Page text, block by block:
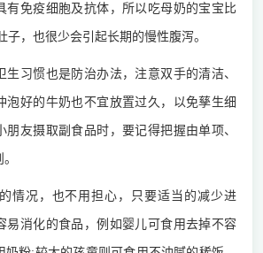
有免疫细胞及抗体，所以吃母奶的宝宝比
子，也很少会引起长期的慢性腹泻。
生习惯也是防治办法，注意双手的清洁、
泡好的牛奶也不宜放置过久，以免孳生细
朋友摄取副食品时，要记得把握由单项、
情况，也不用担心，只要适当的减少进
易消化的食品，例如婴儿可食用去掉不容